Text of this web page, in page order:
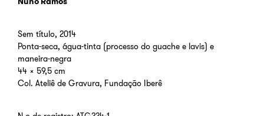
Sem título, 2014
Ponta-seca, água-tinta (processo do guache e lavis) e
maneira-negra
44 x 59,5 cm
Col. Ateliê de Gravura, Fundação Iberê